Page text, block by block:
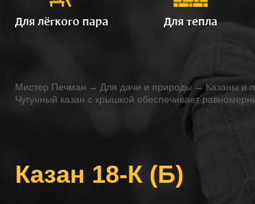
Для лёгкого пара Для тепла
Мистер Печман → Для дачи и природы → Казаны и
Чугунный казан с крышкой обеспечивает
Казан 18-К (Б)